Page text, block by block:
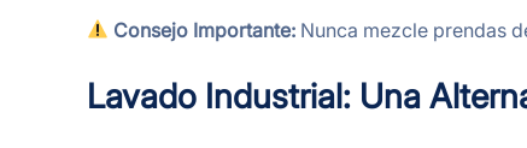
Consejo Importante: Nunca mezcle prendas
Lavado Industrial: Una